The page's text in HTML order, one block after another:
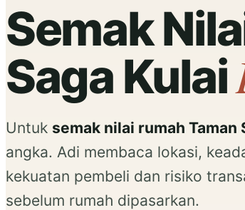
Semak
Saga Kulai
Untuk semak nilai rumah Taman
angka. Adi membaca lokasi,
kekuatan pembeli dan risiko
sebelum rumah dipasarkan.